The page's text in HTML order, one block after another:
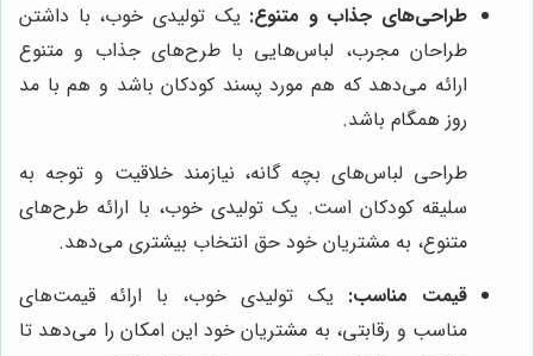
طراحی‌های جذاب و متنوع: یک تولیدی خوب، با داشتن
طراحان مجرب، لباس‌هایی با طرح‌های جذاب و متنوع
ارائه می‌دهد که هم مورد پسند کودکان باشد و هم با مد
روز همگام باشد.
طراحی لباس‌های بچه گانه، نیازمند خلاقیت و توجه به
سلیقه کودکان است. یک تولیدی خوب، با ارائه طرح‌های
متنوع، به مشتریان خود حق انتخاب بیشتری می‌دهد.
قیمت مناسب: یک تولیدی خوب، با ارائه قیمت‌های
مناسب و رقابتی، به مشتریان خود این امکان را می‌دهد تا